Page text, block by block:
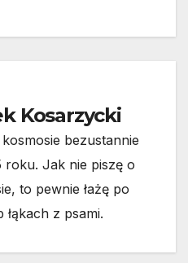
Kosarzycki
bezustannie
roku. Jak nie piszę o
to pewnie łażę po
łąkach z psami.